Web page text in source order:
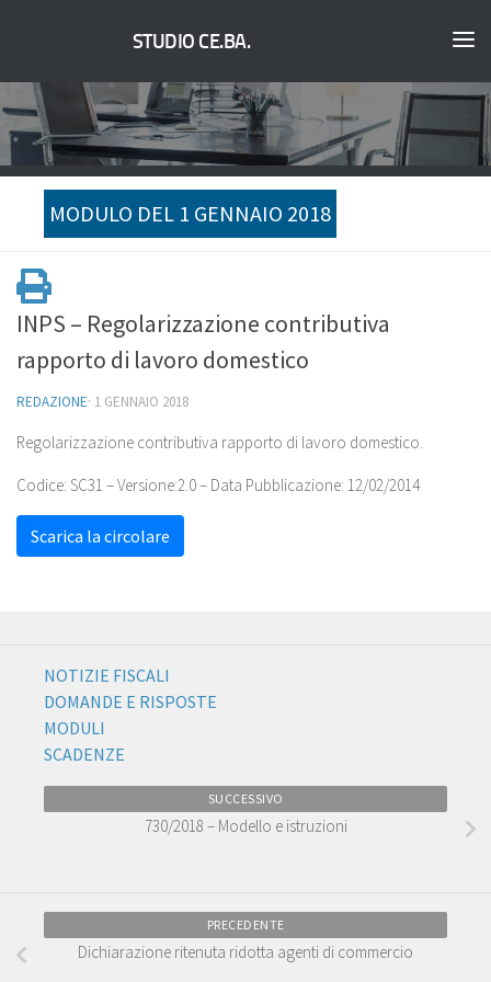
STUDIO CE.BA.
MODULO DEL 1 GENNAIO 2018
INPS – Regolarizzazione contributiva
rapporto di lavoro domestico
REDAZIONE· 1 GENNAIO 2018
Regolarizzazione contributiva rapporto di lavoro domestico.
Codice: SC31 – Versione:2.0 – Data Pubblicazione: 12/02/2014
Scarica la circolare
NOTIZIE FISCALI
DOMANDE E RISPOSTE
MODULI
SCADENZE
SUCCESSIVO
730/2018 – Modello e istruzioni
PRECEDENTE
Dichiarazione ritenuta ridotta agenti di commercio